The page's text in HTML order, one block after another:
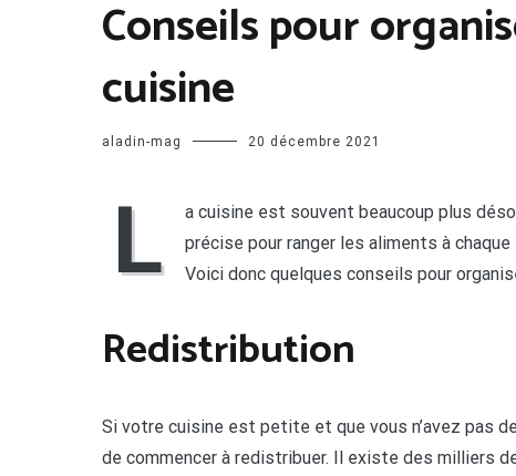
Conseils pour
cuisine
aladin-mag 20 décembre 2021
L
a cuisine est souvent beaucoup plus
précise pour ranger les aliments à
Voici donc quelques conseils pour
Redistribution
Si votre cuisine est petite et que vous n’avez pas
de commencer à redistribuer. Il existe des milliers